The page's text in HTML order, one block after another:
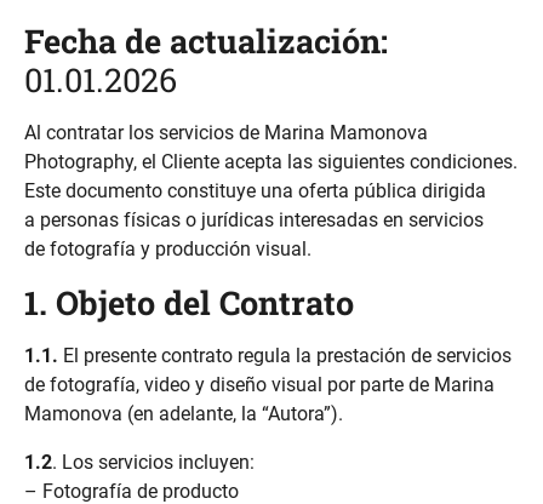
Fecha de actualización:
01.01.2026
Al contratar los servicios de Marina Mamonova
Photography, el Cliente acepta las siguientes condiciones.
Este documento constituye una oferta pública dirigida
a personas físicas o jurídicas interesadas en servicios
de fotografía y producción visual.
1. Objeto del Contrato
1.1. El presente contrato regula la prestación de servicios
de fotografía, video y diseño visual por parte de Marina
Mamonova (en adelante, la “Autora”).
1.2. Los servicios incluyen:
– Fotografía de producto